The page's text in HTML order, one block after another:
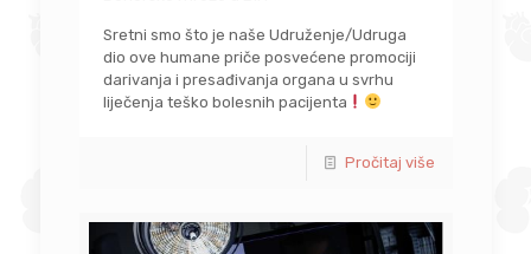
Sretni smo što je naše Udruženje/Udruga
dio ove humane priče posvećene promociji
darivanja i presađivanja organa u svrhu
liječenja teško bolesnih pacijenta
Pročitaj više